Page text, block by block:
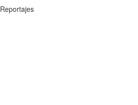
Reportajes